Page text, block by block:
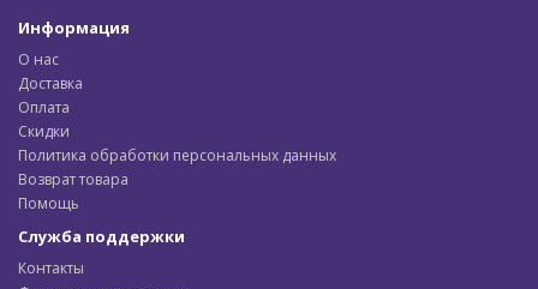
Информация
О нас
Доставка
Оплата
Скидки
Политика обработки персональных данных
Возврат товара
Помощь
Служба поддержки
Контакты